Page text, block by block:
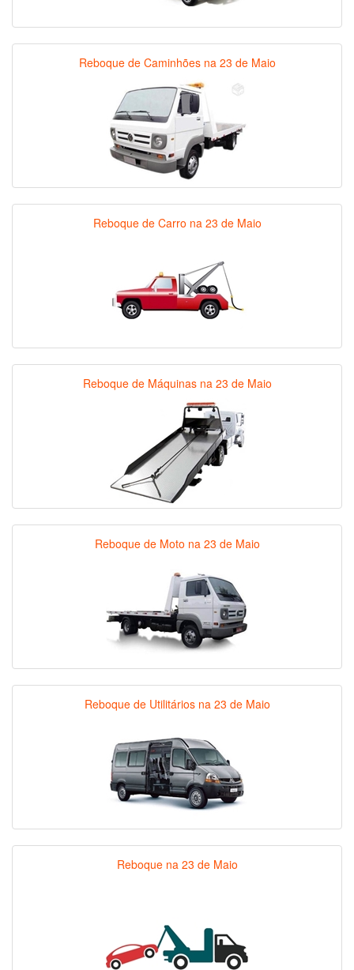
Reboque de Caminhões na 23 de Maio
Reboque de Carro na 23 de Maio
Reboque de Máquinas na 23 de Maio
Reboque de Moto na 23 de Maio
Reboque de Utilitários na 23 de Maio
Reboque na 23 de Maio